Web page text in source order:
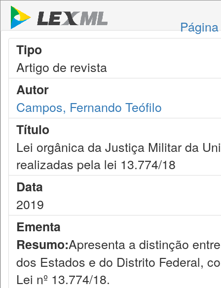
Tipo
Artigo de revista
Autor
Campos, Fernando Teófilo
Título
Lei orgânica da Justiça Militar da
realizadas pela lei 13.774/18
Data
2019
Ementa
Resumo:Apresenta a distinção
dos Estados e do Distrito Federal,
Lei nº 13.774/18.